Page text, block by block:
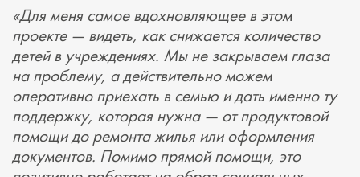
«Для меня самое вдохновляющее в этом
проекте — видеть, как снижается количество
детей в учреждениях. Мы не закрываем глаза
на проблему, а действительно можем
оперативно приехать в семью и дать именно ту
поддержку, которая нужна — от продуктовой
помощи до ремонта жилья или оформления
документов. Помимо прямой помощи, это